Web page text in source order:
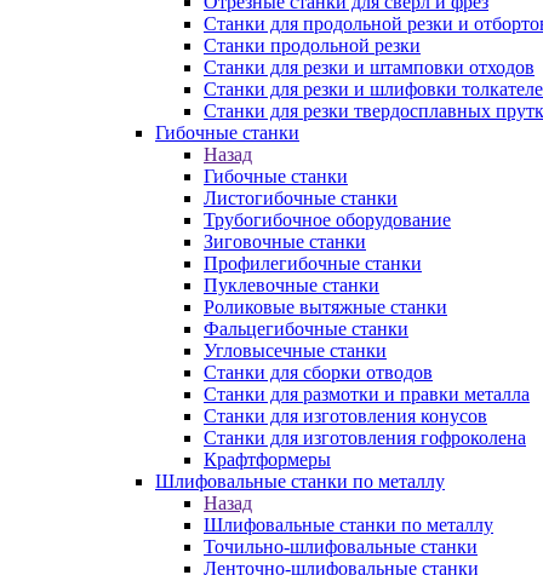
Станки для продольной резки и
Станки продольной резки
Станки для резки и штамповки отходов
Станки для резки и шлифовки
Станки для резки твердосплавных
Гибочные станки
Назад
Гибочные станки
Листогибочные станки
Трубогибочное оборудование
Зиговочные станки
Профилегибочные станки
Пуклевочные станки
Роликовые вытяжные станки
Фальцегибочные станки
Угловысечные станки
Станки для сборки отводов
Станки для размотки и правки металла
Станки для изготовления конусов
Станки для изготовления гофроколена
Крафтформеры
Шлифовальные станки по металлу
Назад
Шлифовальные станки по металлу
Точильно-шлифовальные станки
Ленточно-шлифовальные станки